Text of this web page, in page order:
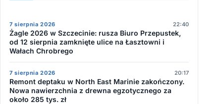
7 sierpnia 2026 22:40
Żagle 2026 w Szczecinie: rusza Biuro Przepustek,
od 12 sierpnia zamknięte ulice na Łasztowni i
Wałach Chrobrego
7 sierpnia 2026 20:17
Remont deptaku w North East Marinie zakończony.
Nowa nawierzchnia z drewna egzotycznego za
około 285 tys. zł